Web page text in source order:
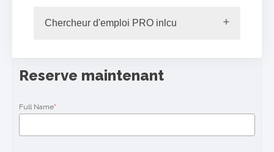
Chercheur d'emploi PRO inlcu
Reserve maintenant
Full Name*